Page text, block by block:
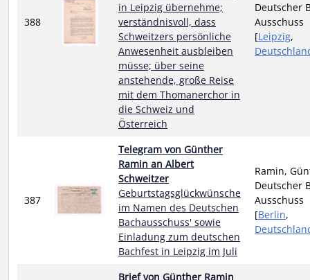
388
in Leipzig übernehme;
verständnisvoll, dass
Schweitzers persönliche
Anwesenheit ausbleiben
müsse; über seine
anstehende, große Reise
mit dem Thomanerchor in
die Schweiz und
Österreich
Deutscher
Ausschuss
[Leipzig,
387
Telegram von Günther
Ramin an Albert
Schweitzer
Geburtstagsglückwünsche
im Namen des Deutschen
Bachausschuss' sowie
Einladung zum deutschen
Bachfest in Leipzig im Juli
Ramin,
Deutscher
Ausschuss
[Berlin,
Brief von Günther Ramin